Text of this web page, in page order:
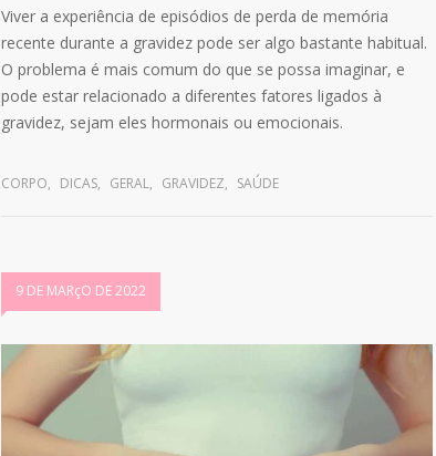
Viver a experiência de episódios de perda de memória
recente durante a gravidez pode ser algo bastante habitual.
O problema é mais comum do que se possa imaginar, e
pode estar relacionado a diferentes fatores ligados à
gravidez, sejam eles hormonais ou emocionais.
CORPO, DICAS, GERAL, GRAVIDEZ, SAÚDE
9 DE MARçO DE 2022